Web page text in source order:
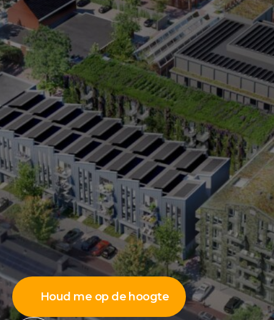
Houd me op de hoogte